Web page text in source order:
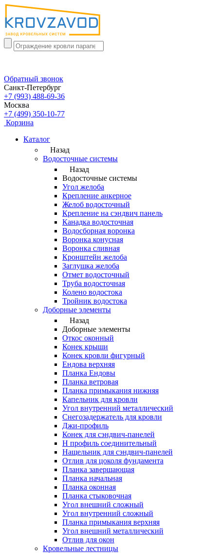
Обратный звонок
Санкт-Петербург
+7 (993) 488-69-36
Москва
+7 (499) 350-10-77
Корзина
Каталог
Назад
Водосточные системы
Назад
Водосточные системы
Угол желоба
Крепление анкерное
Желоб водосточный
Крепление на сэндвич панель
Канадка водосточная
Водосборная воронка
Воронка конусная
Воронка сливная
Кронштейн желоба
Заглушка желоба
Отмет водосточный
Труба водосточная
Колено водостока
Тройник водостока
Доборные элементы
Назад
Доборные элементы
Откос оконный
Конек крыши
Конек кровли фигурный
Ендова верхняя
Планка Ендовы
Планка ветровая
Планка примыкания нижняя
Капельник для кровли
Угол внутренний металлический
Снегозадержатель для кровли
Джи-профиль
Конек для сэндвич-панелей
Н профиль соединительный
Нащельник для сэндвич-панелей
Отлив для цоколя фундамента
Планка завершающая
Планка начальная
Планка оконная
Планка стыковочная
Угол внешний сложный
Угол внутренний сложный
Планка примыкания верхняя
Угол внешний металлический
Отлив для окон
Кровельные лестницы